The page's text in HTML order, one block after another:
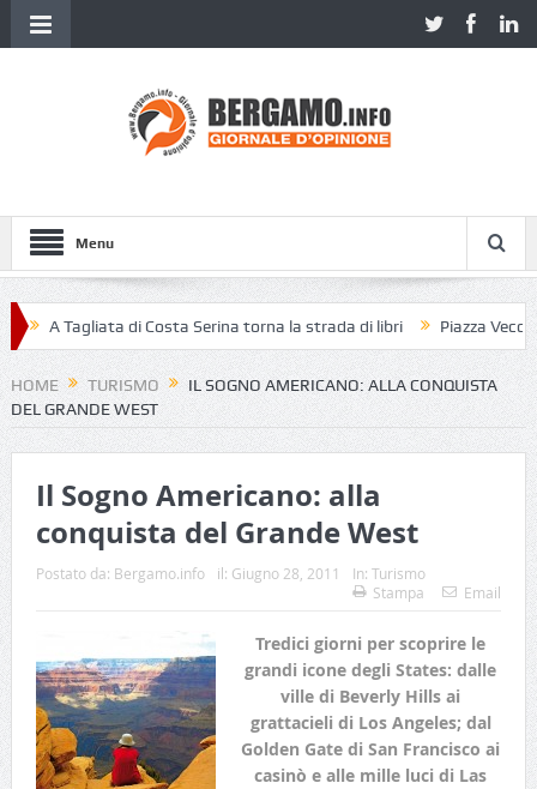
Menu
A Tagliata di Costa Serina torna la strada di libri Piazza Vecchia
HOME TURISMO
IL SOGNO AMERICANO: ALLA CONQUISTA
DEL GRANDE WEST
Il Sogno Americano: alla
conquista del Grande West
Postato da: Bergamo.info il: Giugno 28, 2011 In: Turismo
Stampa
Email
Tredici giorni per scoprire le
grandi icone degli States: dalle
ville di Beverly Hills ai
grattacieli di Los Angeles; dal
Golden Gate di San Francisco ai
casinò e alle mille luci di Las